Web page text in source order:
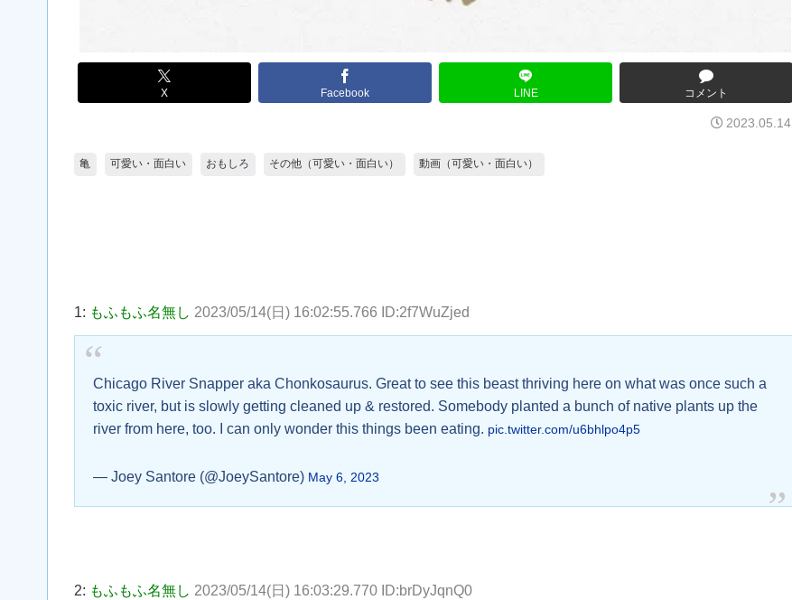
X Facebook LINE コメント
2023.05.14
亀 可愛い・面白い おもしろ その他（可愛い・面白い） 動画（可愛い・面白い）
1: もふもふ名無し 2023/05/14(日) 16:02:55.766 ID:2f7WuZjed
Chicago River Snapper aka Chonkosaurus. Great to see this beast thriving here on what was once such a
toxic river, but is slowly getting cleaned up & restored. Somebody planted a bunch of native plants up the
river from here, too. I can only wonder this things been eating. pic.twitter.com/u6bhlpo4p5
— Joey Santore (@JoeySantore) May 6, 2023
2: もふもふ名無し 2023/05/14(日) 16:03:29.770 ID:brDyJqnQ0